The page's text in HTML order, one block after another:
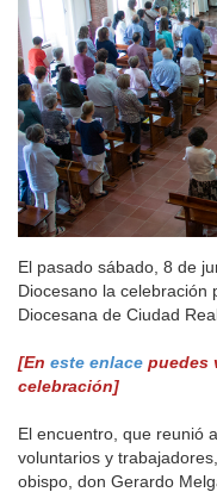
El pasado sábado, 8 de
Diocesano la celebración
Diocesana de Ciudad
[En este enlace puedes
celebración]
El encuentro, que reunió
voluntarios y
obispo, don Gerardo